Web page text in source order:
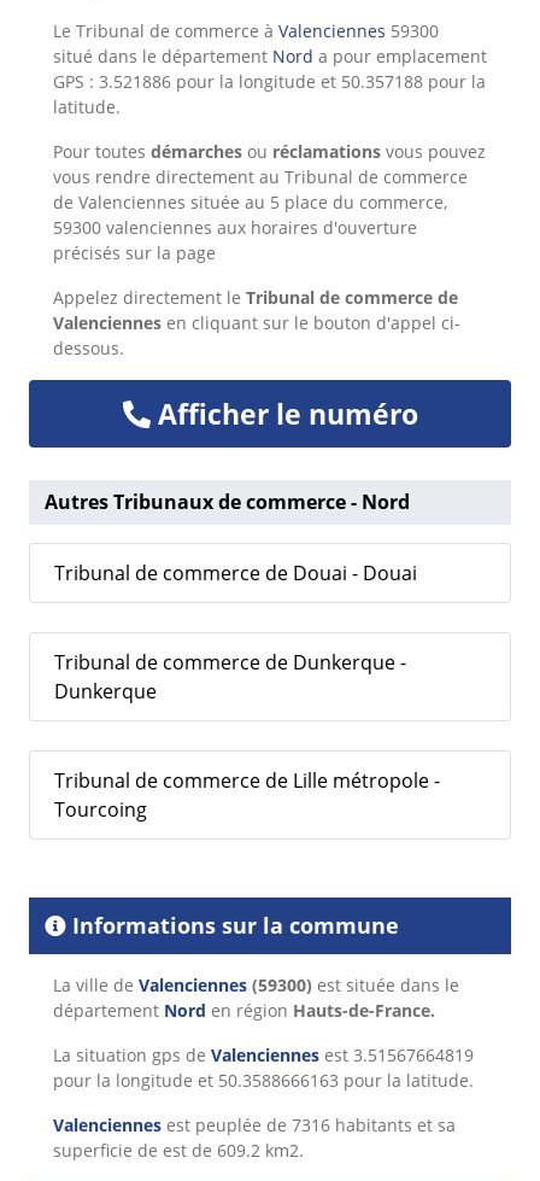
Le Tribunal de commerce à Valenciennes 59300
situé dans le département Nord a pour emplacement
GPS : 3.521886 pour la longitude et 50.357188 pour la
latitude.
Pour toutes démarches ou réclamations vous pouvez
vous rendre directement au Tribunal de commerce
de Valenciennes située au 5 place du commerce,
59300 valenciennes aux horaires d'ouverture
précisés sur la page
Appelez directement le Tribunal de commerce de
Valenciennes en cliquant sur le bouton d'appel ci-
dessous.
Afficher le numéro
Autres Tribunaux de commerce - Nord
Tribunal de commerce de Douai - Douai
Tribunal de commerce de Dunkerque -
Dunkerque
Tribunal de commerce de Lille métropole -
Tourcoing
Informations sur la commune
La ville de Valenciennes (59300) est située dans le
département Nord en région Hauts-de-France.
La situation gps de Valenciennes est 3.51567664819
pour la longitude et 50.3588666163 pour la latitude.
Valenciennes est peuplée de 7316 habitants et sa
superficie de est de 609.2 km2.